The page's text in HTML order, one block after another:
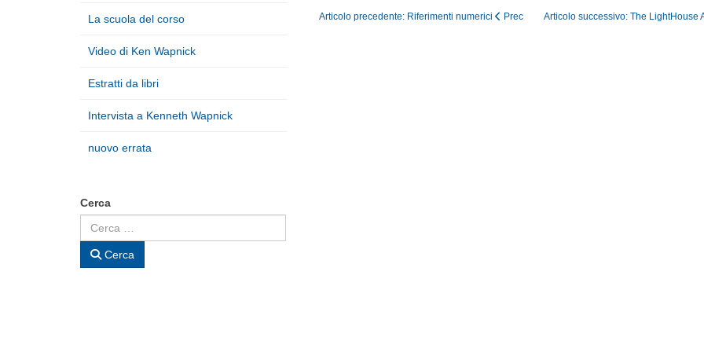
Articolo precedente: Riferimenti numerici Prec Articolo successivo: The LightHouse
La scuola del corso
Video di Ken Wapnick
Estratti da libri
Intervista a Kenneth Wapnick
nuovo errata
Cerca
Cerca